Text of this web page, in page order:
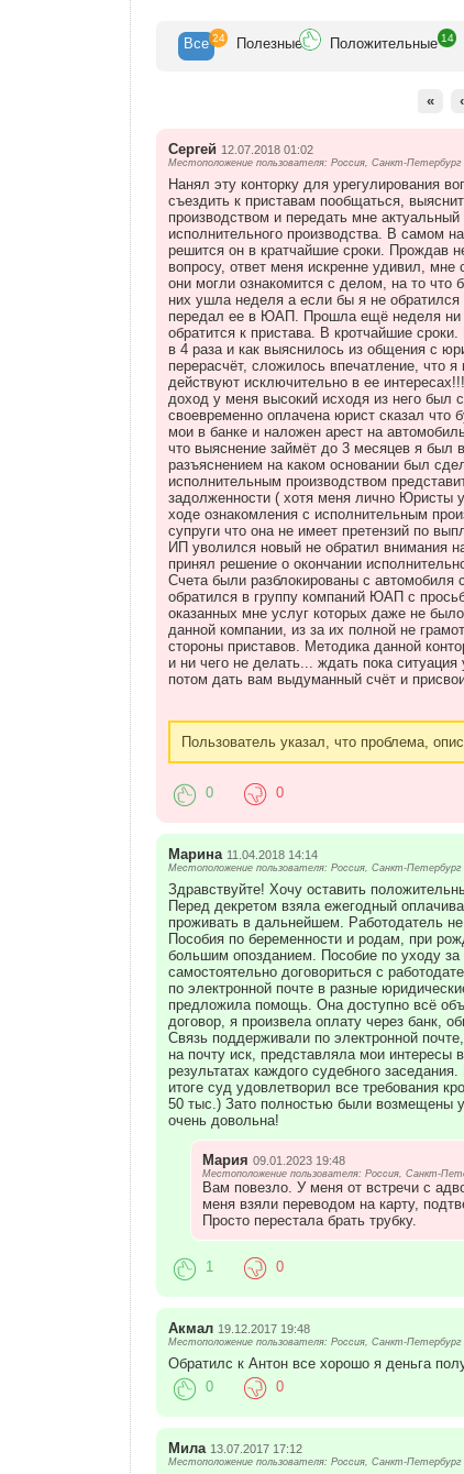
Все 24 Полезные Положительные 14
« ‹
Сергей 12.07.2018 01:02
Местоположение пользователя: Россия, Санкт-Петербург
Нанял эту конторку для урегулирования
съездить к приставам пообщаться,
производством и передать мне
исполнительного производства. В самом
решится он в кратчайшие сроки. Прождав
вопросу, ответ меня искренне удивил,
они могли ознакомится с делом, на то что
них ушла неделя а если бы я не
передал ее в ЮАП. Прошла ещё неделя ни
обратится к пристава. В кротчайшие
в 4 раза и как выяснилось из общения с
перерасчёт, сложилось впечатление, что
действуют исключительно в ее
доход у меня высокий исходя из него был
своевременно оплачена юрист сказал что
мои в банке и наложен арест на
что выяснение займёт до 3 месяцев я был
разъяснением на каком основании был
исполнительным производством
задолженности ( хотя меня лично Юристы
ходе ознакомления с исполнительным
супруги что она не имеет претензий по
ИП уволился новый не обратил внимания
принял решение о окончании
Счета были разблокированы с
обратился в группу компаний ЮАП с
оказанных мне услуг которых даже не
данной компании, из за их полной не
стороны приставов. Методика данной
и ни чего не делать... ждать пока
потом дать вам выдуманный счёт и
Пользователь указал, что проблема,
0 0
Марина 11.04.2018 14:14
Местоположение пользователя: Россия, Санкт-Петербург
Здравствуйте! Хочу оставить
Перед декретом взяла ежегодный
проживать в дальнейшем. Работодатель
Пособия по беременности и родам, при
большим опозданием. Пособие по уходу
самостоятельно договориться с
по электронной почте в разные
предложила помощь. Она доступно всё
договор, я произвела оплату через банк,
Связь поддерживали по электронной
на почту иск, представляла мои
результатах каждого судебного
итоге суд удовлетворил все требования
50 тыс.) Зато полностью были возмещены
очень довольна!
Мария09.01.2023 19:48
Местоположение пользователя: Россия, Санкт-
Вам повезло. У меня от встречи с
меня взяли переводом на карту,
Просто перестала брать трубку.
1 0
Акмал 19.12.2017 19:48
Местоположение пользователя: Россия, Санкт-Петербург
Обратилс к Антон все хорошо я деньга
0 0
Мила 13.07.2017 17:12
Местоположение пользователя: Россия, Санкт-Петербург